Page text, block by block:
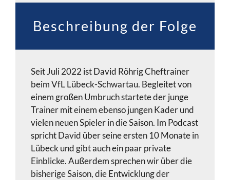
Beschreibung der Folge
Seit Juli 2022 ist David Röhrig Cheftrainer
beim VfL Lübeck-Schwartau. Begleitet von
einem großen Umbruch startete der junge
Trainer mit einem ebenso jungen Kader und
vielen neuen Spieler in die Saison. Im Podcast
spricht David über seine ersten 10 Monate in
Lübeck und gibt auch ein paar private
Einblicke. Außerdem sprechen wir über die
bisherige Saison, die Entwicklung der